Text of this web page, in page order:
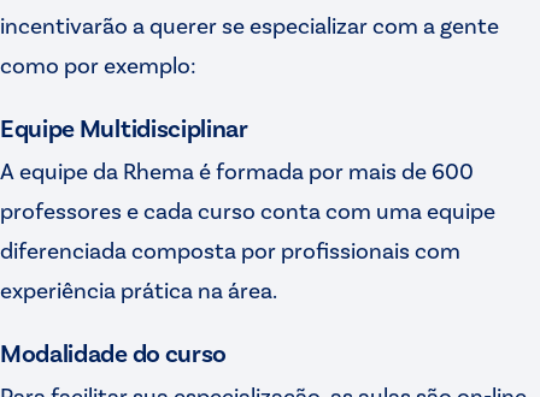
incentivarão a querer se especializar com a gente
como por exemplo:
Equipe Multidisciplinar
A equipe da Rhema é formada por mais de 600
professores e cada curso conta com uma equipe
diferenciada composta por profissionais com
experiência prática na área.
Modalidade do curso